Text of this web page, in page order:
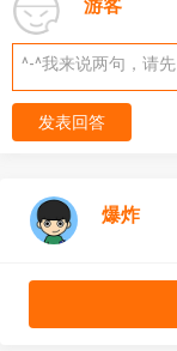
游客
^-^我来说两句，请先
发表回答
爆炸